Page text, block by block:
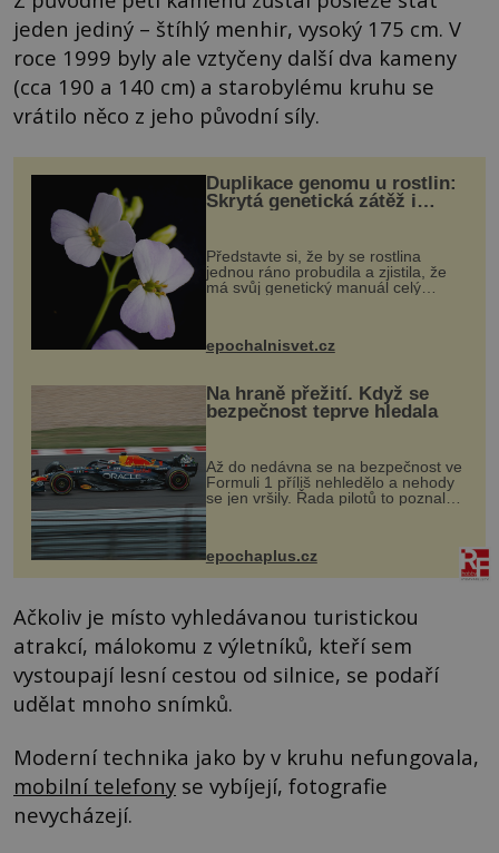
jeden jediný – štíhlý menhir, vysoký 175 cm. V
roce 1999 byly ale vztyčeny další dva kameny
(cca 190 a 140 cm) a starobylému kruhu se
vrátilo něco z jeho původní síly.
Duplikace genomu u rostlin:
Skrytá genetická zátěž i
Představte si, že by se rostlina
jednou ráno probudila a zjistila, že
má svůj genetický manuál celý
vstupenka...
epochalnisvet.cz
Na hraně přežití. Když se
bezpečnost teprve hledala
Až do nedávna se na bezpečnost ve
Formuli 1 příliš nehledělo a nehody
se jen vršily. Řada pilotů to poznala
na vlastní kůži, často s trvalými
následky nebo bohužel i ztrátou
života. Dnes nepochopiteln...
epochaplus.cz
Ačkoliv je místo vyhledávanou turistickou
atrakcí, málokomu z výletníků, kteří sem
vystoupají lesní cestou od silnice, se podaří
udělat mnoho snímků.
Moderní technika jako by v kruhu nefungovala,
mobilní telefony se vybíjejí, fotografie
nevycházejí.